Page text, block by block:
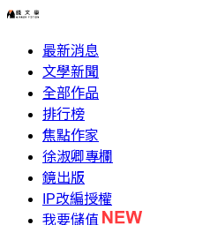
最新消息
文學新聞
全部作品
排行榜
焦點作家
徐淑卿專欄
鏡出版
IP改編授權
我要儲值